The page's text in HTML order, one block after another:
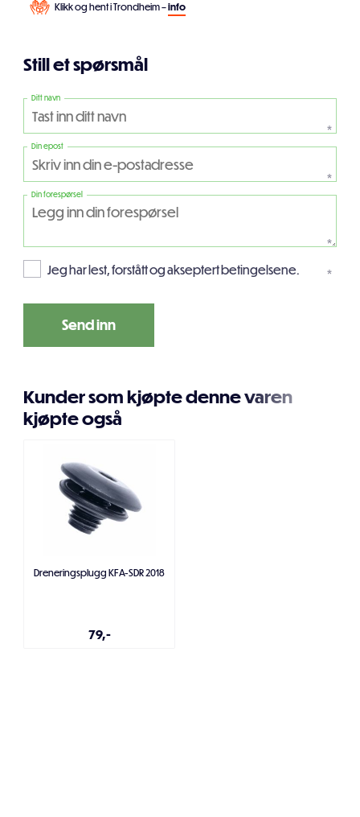
Klikk og hent i Trondheim –info
Still et spørsmål
Ditt navn
*
Din epost
*
Din forespørsel
*
Jeg har lest, forstått og akseptert betingelsene. *
Kunder som kjøpte denne varen
kjøpte også
Dreneringsplugg KFA-SDR 2018
79,-